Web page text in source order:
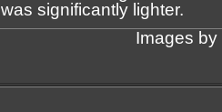
significantly lighter.
Images